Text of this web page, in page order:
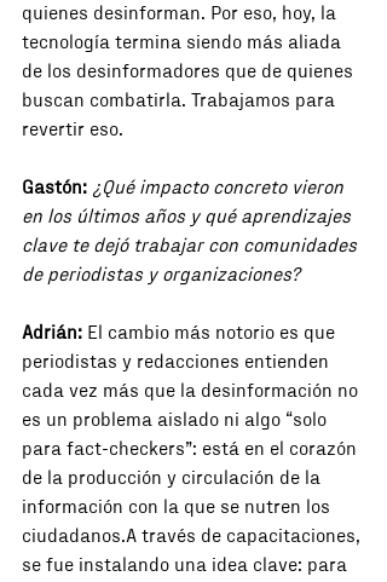
quienes desinforman. Por eso, hoy, la
tecnología termina siendo más aliada
de los desinformadores que de quienes
buscan combatirla. Trabajamos para
revertir eso.
Gastón: ¿Qué impacto concreto vieron
en los últimos años y qué aprendizajes
clave te dejó trabajar con comunidades
de periodistas y organizaciones?
Adrián: El cambio más notorio es que
periodistas y redacciones entienden
cada vez más que la desinformación no
es un problema aislado ni algo “solo
para fact-checkers”: está en el corazón
de la producción y circulación de la
información con la que se nutren los
ciudadanos.A través de capacitaciones,
se fue instalando una idea clave: para